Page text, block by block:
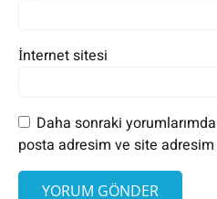
İnternet sitesi
Daha sonraki
posta adresim ve site adresim